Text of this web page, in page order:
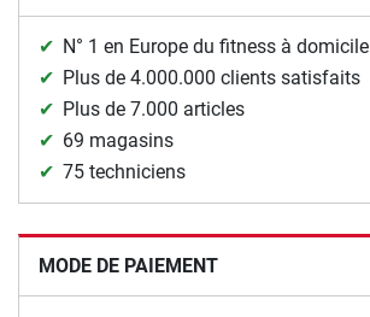
N° 1 en Europe du fitness à domicile
Plus de 4.000.000 clients satisfaits
Plus de 7.000 articles
69 magasins
75 techniciens
MODE DE PAIEMENT